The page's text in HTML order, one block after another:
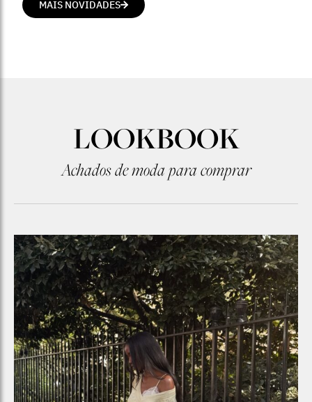
MAIS NOVIDADES
LOOKBOOK
Achados de moda para comprar